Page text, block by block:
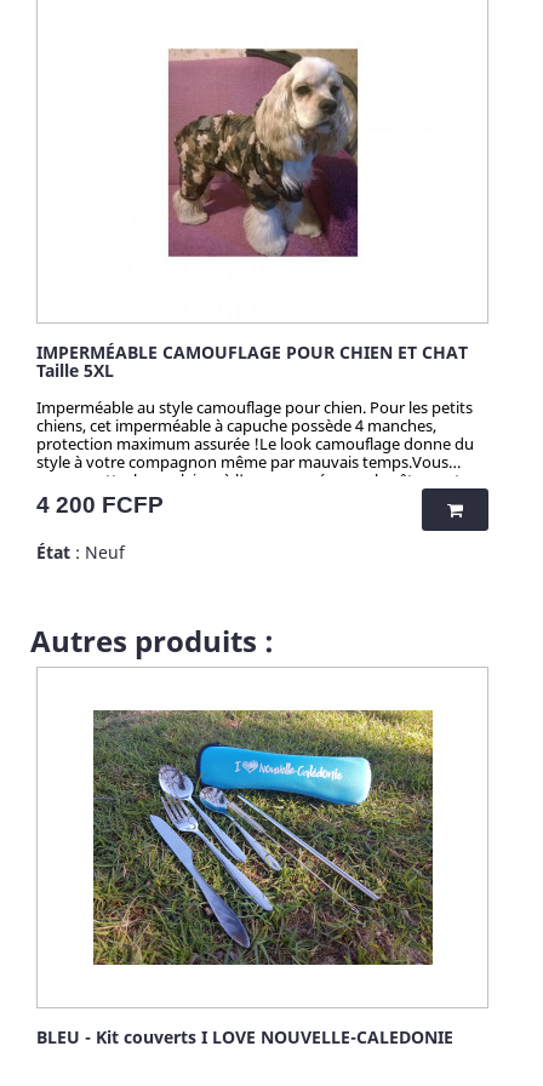
IMPERMÉABLE CAMOUFLAGE POUR CHIEN ET CHAT
Taille 5XL
Imperméable au style camouflage pour chien. Pour les petits
chiens, cet imperméable à capuche possède 4 manches,
protection maximum assurée !Le look camouflage donne du
style à votre compagnon même par mauvais temps.Vous
pourrez attacher sa laisse à l'anneau prévu sur le vêtement
!Bande réfléchissante, tissu intérieur respirant... Le top ! Tenue
de pluie pour chien, avec 3 boutons-pression, en matière
polyester.Lavage en machine à 30° ou à la main. Repasser à
température moyenne. Ne pas mettre au sèche-linge. !Quelle
Prix
4 200 FCFP
État : Neuf
Autres produits :
BLEU - Kit couverts I LOVE NOUVELLE-CALEDONIE